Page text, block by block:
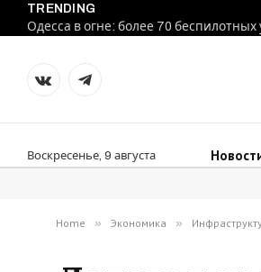
TRENDING
Одесса в огне: более 70
VKontakteTelegram
Воскресенье, 9 августа
Home » Экономика »